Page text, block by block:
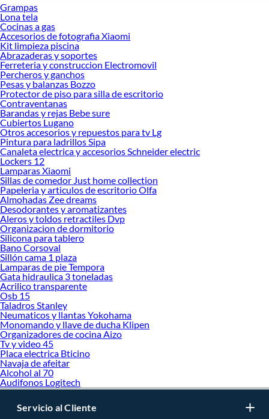
Grampas
Lona tela
Cocinas a gas
Accesorios de fotografia Xiaomi
Kit limpieza piscina
Abrazaderas y soportes
Ferreteria y construccion Electromovil
Percheros y ganchos
Pesas y balanzas Bozzo
Protector de piso para silla de escritorio
Contraventanas
Barandas y rejas Bebe sure
Cubiertos Lugano
Otros accesorios y repuestos para tv Lg
Pintura para ladrillos Sipa
Canaleta electrica y accesorios Schneider electric
Lockers 12
Lamparas Xiaomi
Sillas de comedor Just home collection
Papeleria y articulos de escritorio Olfa
Almohadas Zee dreams
Desodorantes y aromatizantes
Aleros y toldos retractiles Dvp
Organizacion de dormitorio
Silicona para tablero
Bano Corsoval
Sillón cama 1 plaza
Lamparas de pie Tempora
Gata hidraulica 3 toneladas
Acrilico transparente
Osb 15
Taladros Stanley
Neumaticos y llantas Yokohama
Monomando y llave de ducha Klipen
Organizadores de cocina Aizo
Tv y video 45
Placa electrica Bticino
Navaja de afeitar
Alcohol al 70
Audifonos Logitech
Servicio al Cliente